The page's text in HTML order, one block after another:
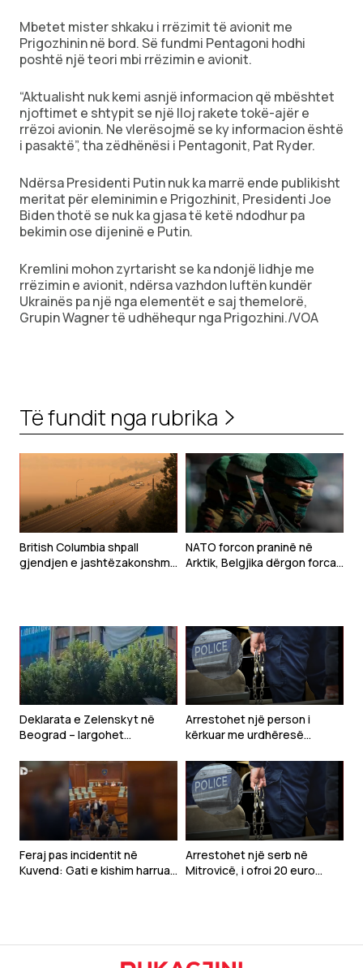
Mbetet mister shkaku i rrëzimit të avionit me
Prigozhinin në bord. Së fundmi Pentagoni hodhi
poshtë një teori mbi rrëzimin e avionit.
“Aktualisht nuk kemi asnjë informacion që mbështet
njoftimet e shtypit se një lloj rakete tokë-ajër e
rrëzoi avionin. Ne vlerësojmë se ky informacion është
i pasaktë”, tha zëdhënësi i Pentagonit, Pat Ryder.
Ndërsa Presidenti Putin nuk ka marrë ende publikisht
meritat për eleminimin e Prigozhinit, Presidenti Joe
Biden thotë se nuk ka gjasa të ketë ndodhur pa
bekimin ose dijeninë e Putin.
Kremlini mohon zyrtarisht se ka ndonjë lidhje me
rrëzimin e avionit, ndërsa vazhdon luftën kundër
Ukrainës pa një nga elementët e saj themelorë,
Grupin Wagner të udhëhequr nga Prigozhini./VOA
Të fundit nga rubrika
British Columbia shpall
gjendjen e jashtëzakonshme
NATO forcon praninë në
Arktik, Belgjika dërgon forca
Deklarata e Zelenskyt në
Beograd – largohet
Prishtina
Arrestohet një person i
kërkuar me urdhëresë
Feraj pas incidentit në
Kuvend: Gati e kishim harruar
Arrestohet një serb në
Mitrovicë, i ofroi 20 euro